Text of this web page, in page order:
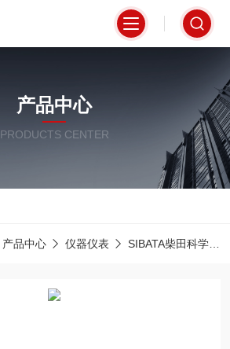
产品中心
PRODUCTS CENTER
产品中心 仪器仪表 SIBATA柴田科学